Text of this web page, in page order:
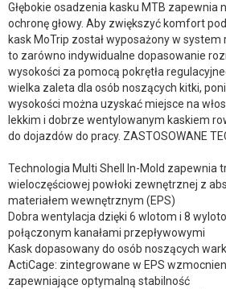
Głębokie osadzenia kasku MTB zapewnia
ochronę głowy. Aby zwiększyć komfort
kask MoTrip został wyposażony w system
to zarówno indywidualne dopasowanie
wysokości za pomocą pokrętła
wielka zaleta dla osób noszących kitki,
wysokości można uzyskać miejsce na
lekkim i dobrze wentylowanym kaskiem
do dojazdów do pracy. ZASTOSOWANE
Technologia Multi Shell In-Mold zapewnia
wieloczęściowej powłoki zewnętrznej z
materiałem wewnętrznym (EPS)
Dobra wentylacja dzięki 6 wlotom i 8
połączonym kanałami przepływowymi
Kask dopasowany do osób noszących
ActiCage: zintegrowane w EPS
zapewniające optymalną stabilność